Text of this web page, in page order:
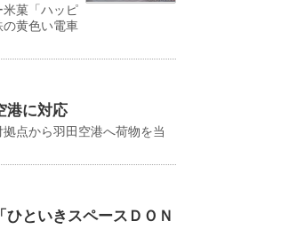
菓「ハッピ
黄色い電車
に対応
点から羽田空港へ荷物を当
といきスペースＤＯＮ